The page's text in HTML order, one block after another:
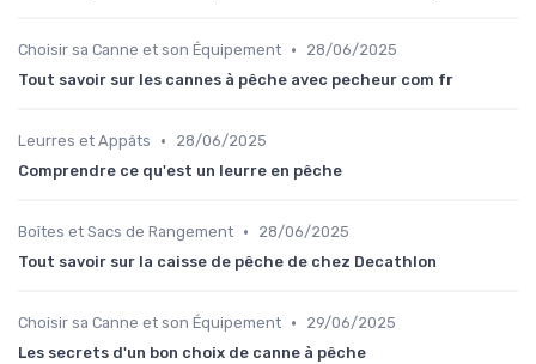
Choisir sa Canne et son Équipement •
28/06/2025
Tout savoir sur les cannes à pêche avec pecheur com fr
Leurres et Appâts •
28/06/2025
Comprendre ce qu'est un leurre en pêche
Boîtes et Sacs de Rangement •
28/06/2025
Tout savoir sur la caisse de pêche de chez Decathlon
Choisir sa Canne et son Équipement •
29/06/2025
Les secrets d'un bon choix de canne à pêche